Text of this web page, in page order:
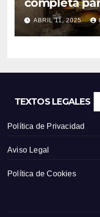
opción
ABRIL 11, 2025
TEXTOS LEGALES
Política de Privacidad
Aviso Legal
Política de Cookies